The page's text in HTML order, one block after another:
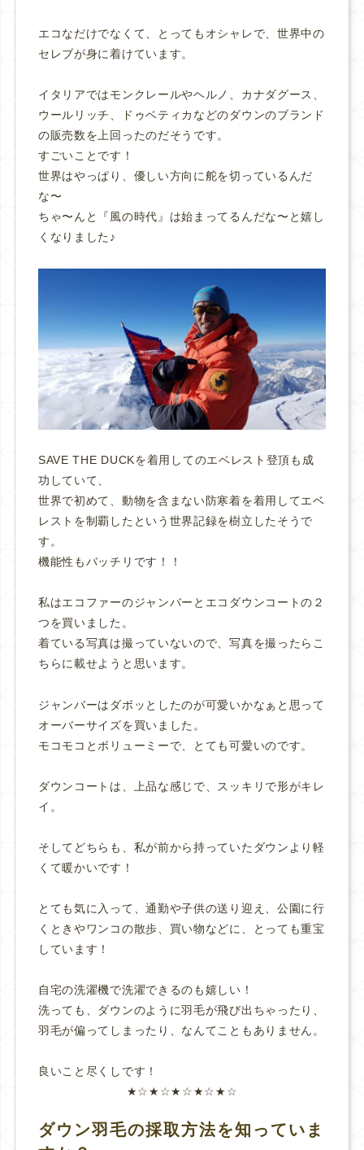
エコなだけでなくて、とってもオシャレで、世界中の
セレブが身に着けています。
イタリアではモンクレールやヘルノ、カナダグース、
ウールリッチ、ドゥベティカなどのダウンのブランド
の販売数を上回ったのだそうです。
すごいことです！
世界はやっぱり、優しい方向に舵を切っているんだ
な〜
ちゃ〜んと『風の時代』は始まってるんだな〜と嬉し
くなりました♪
SAVE THE DUCKを着用してのエベレスト登頂も成
功していて、
世界で初めて、動物を含まない防寒着を着用してエベ
レストを制覇したという世界記録を樹立したそうで
す。
機能性もバッチリです！！
私はエコファーのジャンバーとエコダウンコートの２
つを買いました。
着ている写真は撮っていないので、写真を撮ったらこ
ちらに載せようと思います。
ジャンバーはダボッとしたのが可愛いかなぁと思って
オーバーサイズを買いました。
モコモコとボリューミーで、とても可愛いのです。
ダウンコートは、上品な感じで、スッキリで形がキレ
イ。
そしてどちらも、私が前から持っていたダウンより軽
くて暖かいです！
とても気に入って、通勤や子供の送り迎え、公園に行
くときやワンコの散歩、買い物などに、とっても重宝
しています！
自宅の洗濯機で洗濯できるのも嬉しい！
洗っても、ダウンのように羽毛が飛び出ちゃったり、
羽毛が偏ってしまったり、なんてこともありません。
良いこと尽くしです！
★☆★☆★☆★☆★☆
ダウン羽毛の採取方法を知っていま